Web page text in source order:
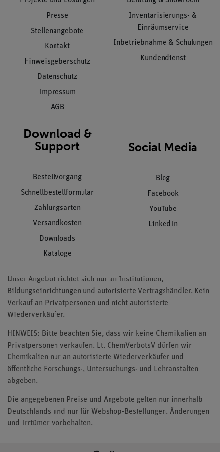
Presse
Stellenangebote
Kontakt
Hinweisgeberschutz
Datenschutz
Impressum
AGB
Inventarisierungs- &
Einräumservice
Inbetriebnahme & Schulungen
Kundendienst
Download &
Support
Bestellvorgang
Schnellbestellformular
Zahlungsarten
Versandkosten
Downloads
Kataloge
Social Media
Blog
Facebook
YouTube
LinkedIn
Unser Angebot richtet sich nur an Institutionen,
Bildungseinrichtungen und autorisierte Vertragshändler. Kein
Verkauf an Privatpersonen und nicht autorisierte
Wiederverkäufer.
HINWEIS: Bitte beachten Sie, dass wir keine Chemikalien an
Privatpersonen verkaufen. Lt. ChemVerbotsV dürfen wir
Chemikalien nur an autorisierte Wiederverkäufer und
öffentliche Forschungs-, Untersuchungs- und Lehranstalten
abgeben.
Die angegebenen Preise und Angebote gelten nur innerhalb
Deutschlands und nur für Webshop-Bestellungen. Änderungen
und Irrtümer vorbehalten.